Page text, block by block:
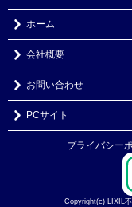
ホーム
会社概要
お問い合わせ
PCサイト
プライバシー
Copyright(c) LIXIL